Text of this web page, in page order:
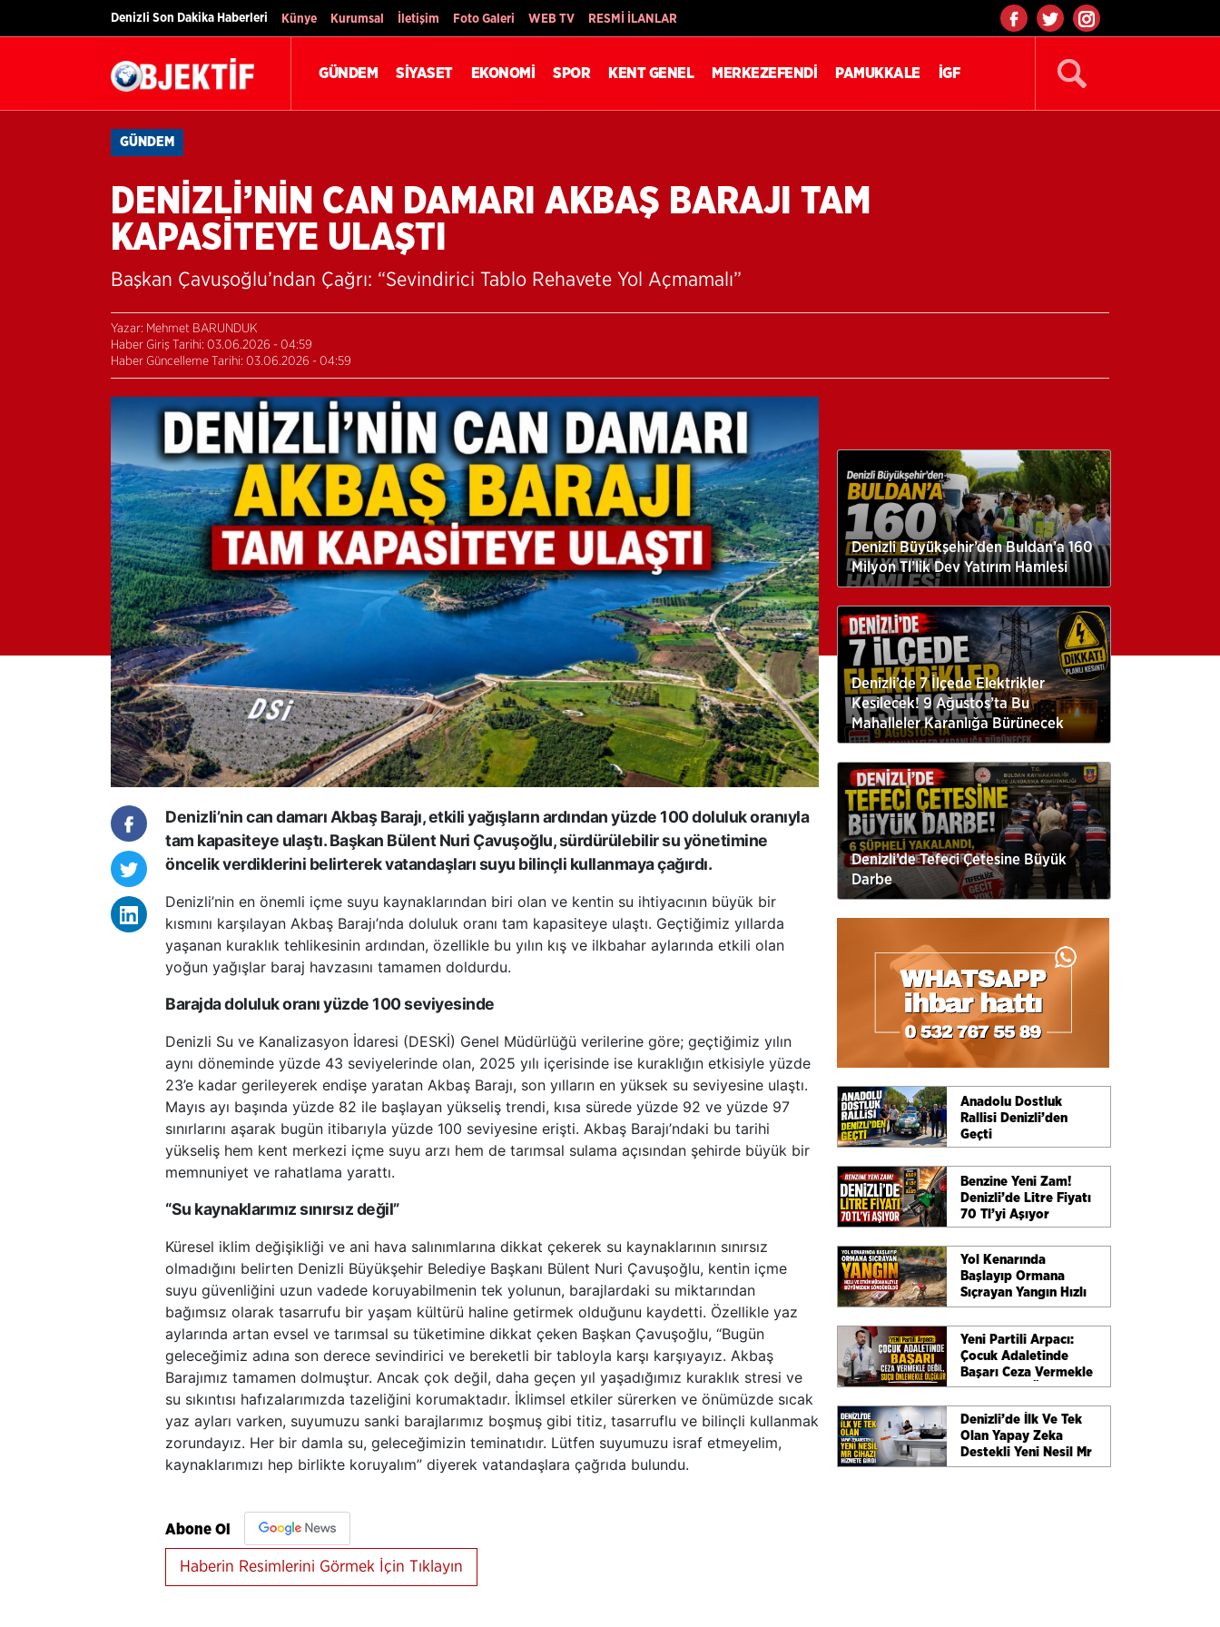
Denizli Son Dakika Haberleri Künye Kurumsal İletişim Foto Galeri WEB TV RESMİ İLANLAR
GÜNDEM SİYASET EKONOMİ SPOR KENT GENEL MERKEZEFENDİ PAMUKKALE İGF
GÜNDEM
DENİZLİ’NİN CAN DAMARI AKBAŞ BARAJI TAM
KAPASİTEYE ULAŞTI
Başkan Çavuşoğlu’ndan Çağrı: “Sevindirici Tablo Rehavete Yol Açmamalı”
Yazar: Mehmet BARUNDUK
Haber Giriş Tarihi: 03.06.2026 - 04:59
Haber Güncelleme Tarihi: 03.06.2026 - 04:59
Denizli’nin can damarı Akbaş Barajı, etkili yağışların ardından yüzde 100 doluluk oranıyla
tam kapasiteye ulaştı. Başkan Bülent Nuri Çavuşoğlu, sürdürülebilir su yönetimine
öncelik verdiklerini belirterek vatandaşları suyu bilinçli kullanmaya çağırdı.
Denizli’nin en önemli içme suyu kaynaklarından biri olan ve kentin su ihtiyacının büyük bir
kısmını karşılayan Akbaş Barajı’nda doluluk oranı tam kapasiteye ulaştı. Geçtiğimiz yıllarda
yaşanan kuraklık tehlikesinin ardından, özellikle bu yılın kış ve ilkbahar aylarında etkili olan
yoğun yağışlar baraj havzasını tamamen doldurdu.
Barajda doluluk oranı yüzde 100 seviyesinde
Denizli Su ve Kanalizasyon İdaresi (DESKİ) Genel Müdürlüğü verilerine göre; geçtiğimiz yılın
aynı döneminde yüzde 43 seviyelerinde olan, 2025 yılı içerisinde ise kuraklığın etkisiyle yüzde
23’e kadar gerileyerek endişe yaratan Akbaş Barajı, son yılların en yüksek su seviyesine ulaştı.
Mayıs ayı başında yüzde 82 ile başlayan yükseliş trendi, kısa sürede yüzde 92 ve yüzde 97
sınırlarını aşarak bugün itibarıyla yüzde 100 seviyesine erişti. Akbaş Barajı’ndaki bu tarihi
yükseliş hem kent merkezi içme suyu arzı hem de tarımsal sulama açısından şehirde büyük bir
memnuniyet ve rahatlama yarattı.
“Su kaynaklarımız sınırsız değil”
Küresel iklim değişikliği ve ani hava salınımlarına dikkat çekerek su kaynaklarının sınırsız
olmadığını belirten Denizli Büyükşehir Belediye Başkanı Bülent Nuri Çavuşoğlu, kentin içme
suyu güvenliğini uzun vadede koruyabilmenin tek yolunun, barajlardaki su miktarından
bağımsız olarak tasarrufu bir yaşam kültürü haline getirmek olduğunu kaydetti. Özellikle yaz
aylarında artan evsel ve tarımsal su tüketimine dikkat çeken Başkan Çavuşoğlu, “Bugün
geleceğimiz adına son derece sevindirici ve bereketli bir tabloyla karşı karşıyayız. Akbaş
Barajımız tamamen dolmuştur. Ancak çok değil, daha geçen yıl yaşadığımız kuraklık stresi ve
su sıkıntısı hafızalarımızda tazeliğini korumaktadır. İklimsel etkiler sürerken ve önümüzde sıcak
yaz ayları varken, suyumuzu sanki barajlarımız boşmuş gibi titiz, tasarruflu ve bilinçli kullanmak
zorundayız. Her bir damla su, geleceğimizin teminatıdır. Lütfen suyumuzu israf etmeyelim,
kaynaklarımızı hep birlikte koruyalım” diyerek vatandaşlara çağrıda bulundu.
Abone Ol
Haberin Resimlerini Görmek İçin Tıklayın
Denizli Büyükşehir’den Buldan’a 160
Milyon Tl’lik Dev Yatırım Hamlesi
Denizli’de 7 İlçede Elektrikler
Kesilecek! 9 Ağustos’ta Bu
Mahalleler Karanlığa Bürünecek
Denizli’de Tefeci Çetesine Büyük
Darbe
Anadolu Dostluk
Rallisi Denizli’den
Geçti
Benzine Yeni Zam!
Denizli’de Litre Fiyatı
70 Tl’yi Aşıyor
Yol Kenarında
Başlayıp Ormana
Sıçrayan Yangın Hızlı
Ve Etkin Müdahaleyle
Büyümeden
Söndürüldü
Yeni Partili Arpacı:
Çocuk Adaletinde
Başarı Ceza Vermekle
Değil, Suçu Önlemekle
Ölçülür
Denizli’de İlk Ve Tek
Olan Yapay Zeka
Destekli Yeni Nesil Mr
Cihazı Hizmete Girdi